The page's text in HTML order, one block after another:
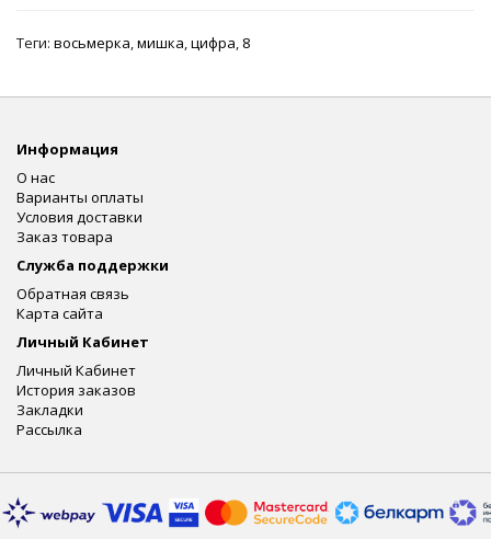
Теги: восьмерка,мишка,цифра, 8
Информация
О нас
Варианты оплаты
Условия доставки
Заказ товара
Служба поддержки
Обратная связь
Карта сайта
Личный Кабинет
Личный Кабинет
История заказов
Закладки
Рассылка